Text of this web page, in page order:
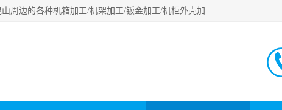
昆山市昆马机械钣金有限公司专业承接：昆山，江苏，苏州，上海，等昆山周边的各种机箱加工/机架加工/钣金加工/机柜外壳加工。多年来，我厂遵循“以人为本”的管理理念，本着“用户第一、信誉至上”的宗旨和“求实、务实，提高办事效率，参与市场竞争”的精神。欢迎新老客户来电咨询！